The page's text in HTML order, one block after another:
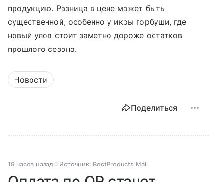
продукцию. Разница в цене может быть
существенной, особенно у икры горбуши, где
новый улов стоит заметно дороже остатков
прошлого сезона.
Новости
Поделиться
19 часов назад Источник: BestProducts Mail